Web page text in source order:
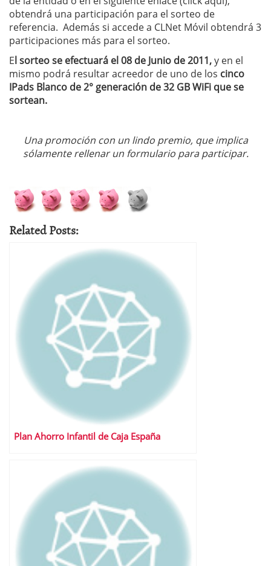
obtendrá una participación para el sorteo de
referencia. Además si accede a CLNet Móvil obtendrá 3
participaciones más para el sorteo.
El sorteo se efectuará el 08 de Junio de 2011,y en el
mismo podrá resultar acreedor de uno de los cinco
IPads Blanco de 2° generación de 32 GB WiFi que se
sortean.
Una promoción con un lindo premio, que implica
sólamente rellenar un formulario para participar.
Related Posts:
Plan Ahorro Infantil de Caja España